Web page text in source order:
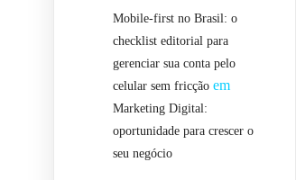
Mobile-first no Brasil: o
checklist editorial para
gerenciar sua conta pelo
celular sem fricção em
Marketing Digital:
oportunidade para crescer o
seu negócio